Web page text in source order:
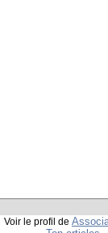
Voir le profil de